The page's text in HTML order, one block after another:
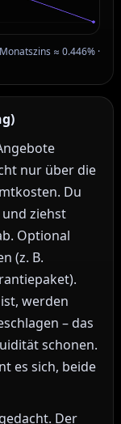
≈ 0.446% ·
nur über die
Du
ziehst
Optional
(z. B.
werden
– das
schonen.
es sich, beide
Der